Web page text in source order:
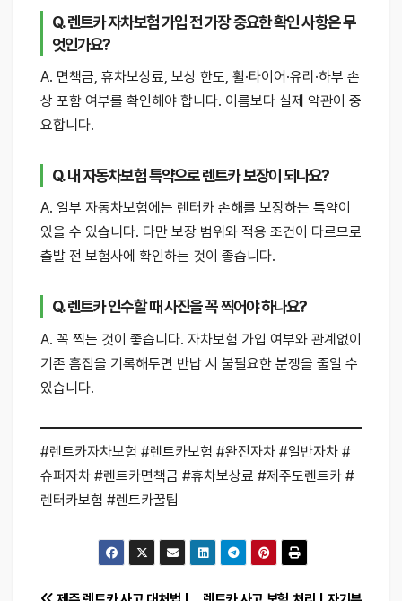
Q. 렌트카 자차보험 가입 전 가장 중요한 확인 사항은 무
엇인가요?
A. 면책금, 휴차보상료, 보상 한도, 휠·타이어·유리·하부 손
상 포함 여부를 확인해야 합니다. 이름보다 실제 약관이 중
요합니다.
Q. 내 자동차보험 특약으로 렌트카 보장이 되나요?
A. 일부 자동차보험에는 렌터카 손해를 보장하는 특약이
있을 수 있습니다. 다만 보장 범위와 적용 조건이 다르므로
출발 전 보험사에 확인하는 것이 좋습니다.
Q. 렌트카 인수할 때 사진을 꼭 찍어야 하나요?
A. 꼭 찍는 것이 좋습니다. 자차보험 가입 여부와 관계없이
기존 흠집을 기록해두면 반납 시 불필요한 분쟁을 줄일 수
있습니다.
#렌트카자차보험 #렌트카보험 #완전자차 #일반자차 #
슈퍼자차 #렌트카면책금 #휴차보상료 #제주도렌트카 #
렌터카보험 #렌트카꿀팁